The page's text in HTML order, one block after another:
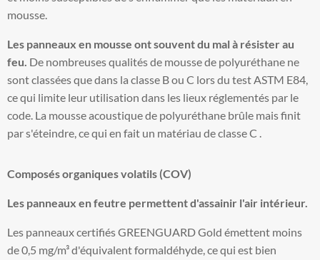
mousse.
Les panneaux en mousse ont souvent du mal à résister au
feu. De nombreuses qualités de mousse de polyuréthane ne
sont classées que dans la classe B ou C lors du test ASTM E84,
ce qui limite leur utilisation dans les lieux réglementés par le
code. La mousse acoustique de polyuréthane brûle mais finit
par s'éteindre, ce qui en fait un matériau de classe C .
Composés organiques volatils (COV)
Les panneaux en feutre permettent d'assainir l'air intérieur.
Les panneaux certifiés GREENGUARD Gold émettent moins
de 0,5 mg/m³ d'équivalent formaldéhyde, ce qui est bien